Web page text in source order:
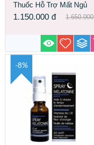
Thuốc Hỗ Trợ Mất Ngủ
Bình Lăn Thoa Good Nite
Essential Oil Roll-On
1.150.000 đ 1.650.000
-8%